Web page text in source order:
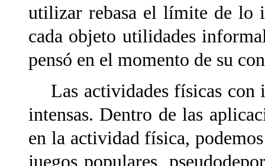
utilizar rebasa el límite de lo
cada objeto utilidades
pensó en el momento de su
Las actividades físicas con
intensas. Dentro de las
en la actividad física,
juegos populares,